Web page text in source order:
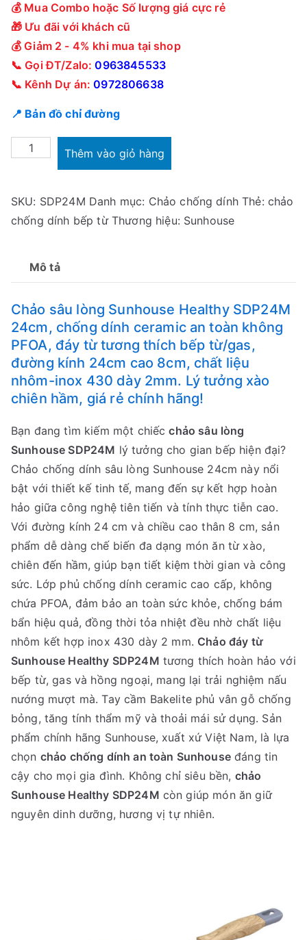
💰 Mua Combo hoặc Số lượng giá cực rẻ
🎁 Ưu đãi với khách cũ
💰 Giảm 2 - 4% khi mua tại shop
📞 Gọi ĐT/Zalo:0963845533
📞 Kênh Dự án:0972806638
📍 Bản đồ chỉ đường
Chảo
Sunhouse
Healthy
24cm
số
lượng
Thêm vào giỏ hàng
SKU: SDP24M Danh mục: Chảo chống dính Thẻ: chảo
chống dính bếp từ Thương hiệu: Sunhouse
Mô tả
Chảo sâu lòng Sunhouse Healthy SDP24M
24cm, chống dính ceramic an toàn không
PFOA, đáy từ tương thích bếp từ/gas,
đường kính 24cm cao 8cm, chất liệu
nhôm-inox 430 dày 2mm. Lý tưởng xào
chiên hầm, giá rẻ chính hãng!
Bạn đang tìm kiếm một chiếcchảo sâu lòng
Sunhouse SDP24M lý tưởng cho gian bếp hiện đại?
Chảo chống dính sâu lòng Sunhouse 24cm này nổi
bật với thiết kế tinh tế, mang đến sự kết hợp hoàn
hảo giữa công nghệ tiên tiến và tính thực tiễn cao.
Với đường kính 24 cm và chiều cao thân 8 cm, sản
phẩm dễ dàng chế biến đa dạng món ăn từ xào,
chiên đến hầm, giúp bạn tiết kiệm thời gian và công
sức. Lớp phủ chống dính ceramic cao cấp, không
chứa PFOA, đảm bảo an toàn sức khỏe, chống bám
bẩn hiệu quả, đồng thời tỏa nhiệt đều nhờ chất liệu
nhôm kết hợp inox 430 dày 2 mm. Chảo đáy từ
Sunhouse Healthy SDP24M tương thích hoàn hảo với
bếp từ, gas và hồng ngoại, mang lại trải nghiệm nấu
nướng mượt mà. Tay cầm Bakelite phủ vân gỗ chống
bỏng, tăng tính thẩm mỹ và thoải mái sử dụng. Sản
phẩm chính hãng Sunhouse, xuất xứ Việt Nam, là lựa
chọn chảo chống dính an toàn Sunhouseđáng tin
cậy cho mọi gia đình. Không chỉ siêu bền, chảo
Sunhouse Healthy SDP24M còn giúp món ăn giữ
nguyên dinh dưỡng, hương vị tự nhiên.